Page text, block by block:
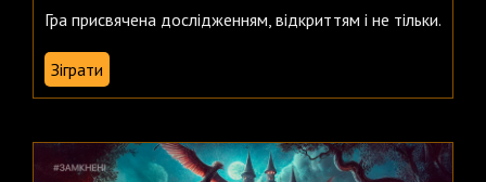
Гра присвячена дослідженням, відкриттям і не тільки.
Зіграти